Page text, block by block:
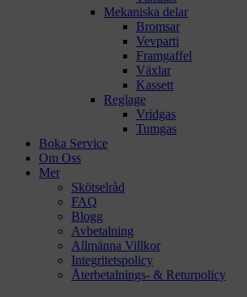
Mekaniska delar
Bromsar
Vevparti
Framgaffel
Växlar
Kassett
Reglage
Vridgas
Tumgas
Boka Service
Om Oss
Mer
Skötselråd
FAQ
Blogg
Avbetalning
Allmänna Villkor
Integritetspolicy
Återbetalnings- & Returpolicy